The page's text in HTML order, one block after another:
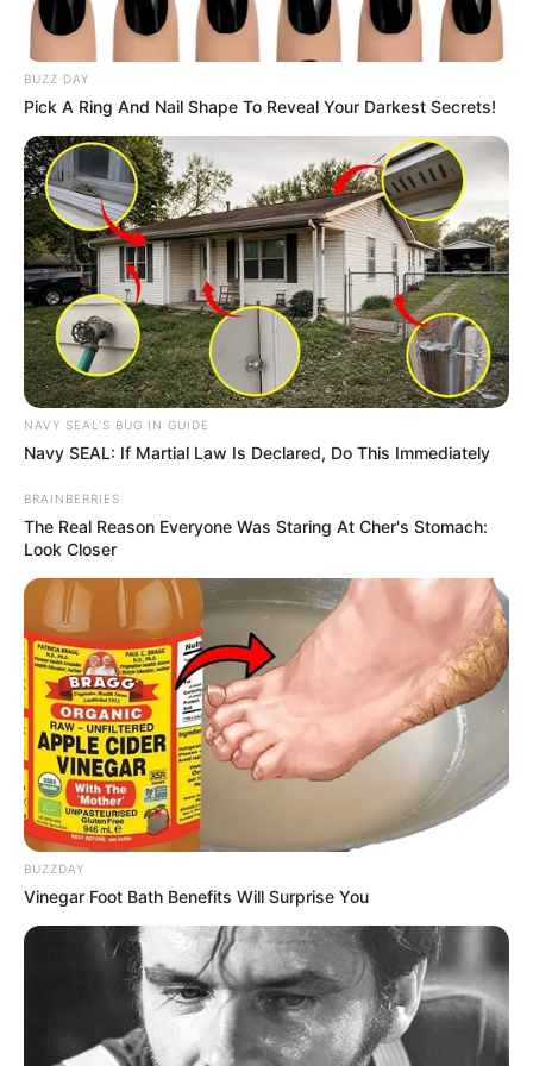
Győzike később elárulta, mennyire megrendítette a
helyzet:
„Ami a legjobban fájt, hogy édesapám a
történtek után még szegény Evelint hibáztatta.
Azt mondta, rossz társaságba keveredett. Pedig
ő csak élni akart, és élvezni a pillanatot.”
A család számára óriási trauma volt átélni, hogy
valaki szándékosan árthatott Evelinnek. Bár a lány
BUZZ DAY
Pick A Ring And Nail Shape To Reveal Your Darkest Secrets!
NAVY SEAL'S BUG IN GUIDE
Navy SEAL: If Martial Law Is Declared, Do This Immediately
BRAINBERRIES
The Real Reason Everyone Was Staring At Cher's Stomach:
Look Closer
BUZZDAY
Vinegar Foot Bath Benefits Will Surprise You